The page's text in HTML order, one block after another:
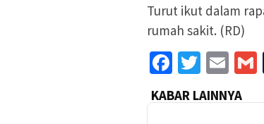
Turut ikut dalam
rumah sakit. (RD)
Facebook
Twitter
KABAR LAINNYA